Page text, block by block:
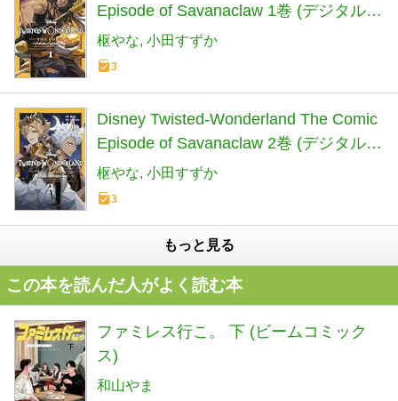
Episode of Savanaclaw 1巻 (デジタル版
Gファンタジーコミックス)
枢やな 小田すずか
3
Disney Twisted-Wonderland The Comic
Episode of Savanaclaw 2巻 (デジタル版
Gファンタジーコミックス)
枢やな 小田すずか
3
もっと見る
この本を読んだ人がよく読む本
ファミレス行こ。 下 (ビームコミック
ス)
和山やま